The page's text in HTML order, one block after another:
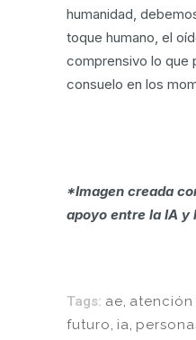
humanidad,
toque humano, el
comprensivo lo que
consuelo en los
*Imagen creada
apoyo entre la IA y
Tags: ae,
futuro, ia,